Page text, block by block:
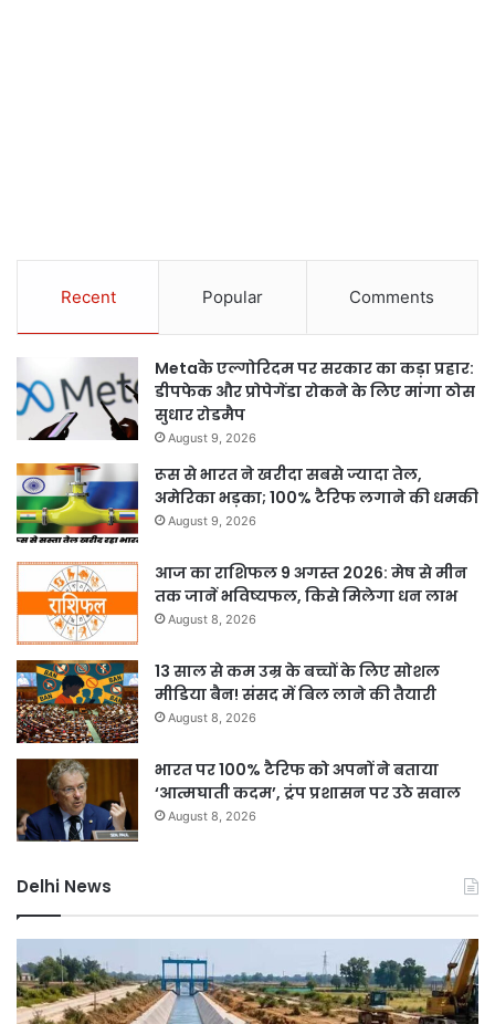
Recent Popular Comments
Metaके एल्गोरिदम पर सरकार का कड़ा प्रहार:
डीपफेक और प्रोपेगेंडा रोकने के लिए मांगा ठोस
सुधार रोडमैप
August 9, 2026
रूस से भारत ने खरीदा सबसे ज्यादा तेल,
अमेरिका भड़का; 100% टैरिफ लगाने की धमकी
August 9, 2026
आज का राशिफल 9 अगस्त 2026: मेष से मीन
तक जानें भविष्यफल, किसे मिलेगा धन लाभ
August 8, 2026
13 साल से कम उम्र के बच्चों के लिए सोशल
मीडिया बैन! संसद में बिल लाने की तैयारी
August 8, 2026
भारत पर 100% टैरिफ को अपनों ने बताया
‘आत्मघाती कदम’, ट्रंप प्रशासन पर उठे सवाल
August 8, 2026
Delhi News
में
बारिश
ने